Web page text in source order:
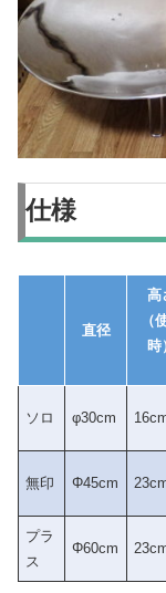
仕様
直径
高
（
時
ソロ φ30cm
無印 Φ45cm
プラ
ス
Φ60cm